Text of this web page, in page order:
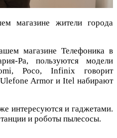
магазине жители города
магазине Телефоника в
Ра, пользуются модели
Poco, Infinix говорит
Ulefone Armor и Itel набирают
интересуются и гаджетами.
и роботы пылесосы.